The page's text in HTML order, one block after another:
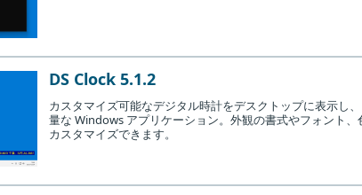
DS Clock 5.1.2
カスタマイズ可能なデジタル時計をデスクトップに表示し
量な Windows アプリケーション。外観の書式やフォント
カスタマイズできます。